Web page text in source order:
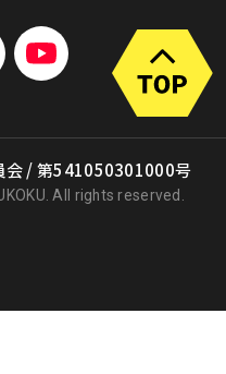
会 / 第541050301000号
All rights reserved.